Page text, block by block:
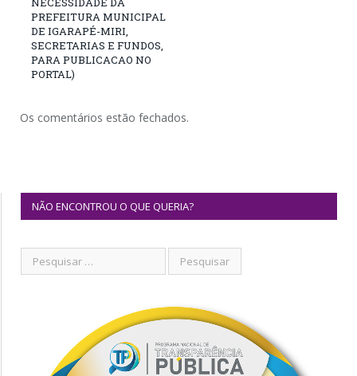
PREFEITURA MUNICIPAL
DE IGARAPÉ-MIRI,
SECRETARIAS E FUNDOS,
PARA PUBLICACAO NO
PORTAL)
Os comentários estão fechados.
NÃO ENCONTROU O QUE QUERIA?